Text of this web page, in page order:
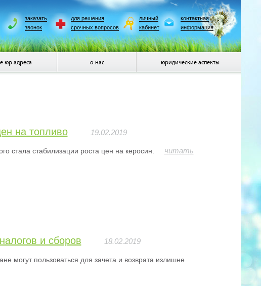
заказать
звонок
для решения
срочных вопросов
личный
кабинет
контактная
информация
юр адреса о нас юридические аспекты
на топливо 19.02.2019
стала стабилизации роста цен на керосин.
читать
и сборов 18.02.2019
могут пользоваться для зачета и возврата излишне